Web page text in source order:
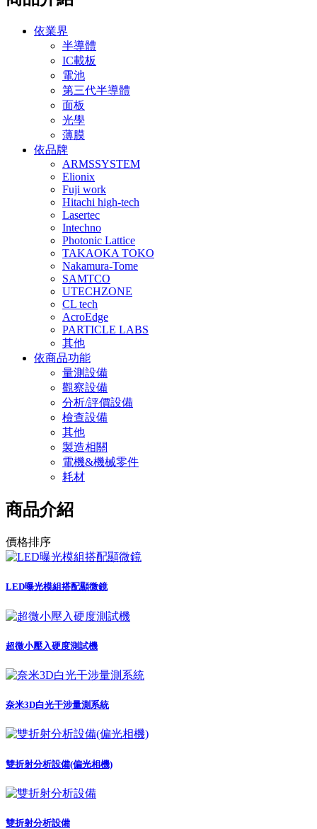
依業界
半導體
IC載板
電池
第三代半導體
面板
光學
薄膜
依品牌
ARMSSYSTEM
Elionix
Fuji work
Hitachi high-tech
Lasertec
Intechno
Photonic Lattice
TAKAOKA TOKO
Nakamura-Tome
SAMTCO
UTECHZONE
CL tech
AcroEdge
PARTICLE LABS
其他
依商品功能
量測設備
觀察設備
分析/評價設備
檢查設備
其他
製造相關
電機&機械零件
耗材
商品介紹
價格排序
LED曝光模組搭配顯微鏡
超微小壓入硬度測試機
奈米3D白光干涉量測系統
雙折射分析設備(偏光相機)
雙折射分析設備